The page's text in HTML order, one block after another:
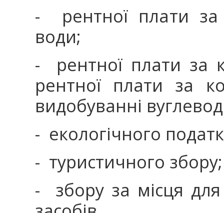
- рентної плати за
води;
- рентної плати за
рентної плати за
видобуванні
- екологічного
- туристичного
- збору за місця